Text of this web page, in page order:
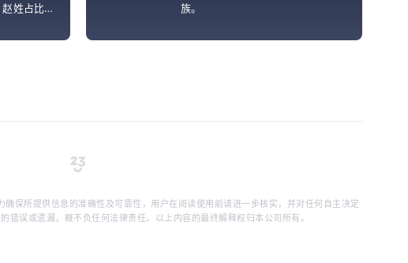
姓占比约
族。
保所提供信息的准确性及可靠性，用户在阅读使用前请进一步核实，并对任何自主决定
错误或遗漏，概不负任何法律责任。以上内容的最终解释权归本公司所有。